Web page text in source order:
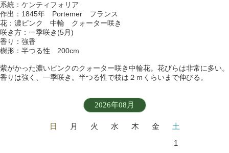
系統：ケンティフォリア
作出：1845年 Portemer フランス
花：濃ピンク 中輪 クォーター咲き
咲き方：一季咲き(5月)
香り：強香
樹形：半つる性 200cm
紫がかった濃いピンクのクォーター咲き中輪花。花びらは非常に多い。
香りは強く、一季咲き。半つる性で枝は２ｍくらいまで伸びる。
2026年08月
日 月 火 水 木 金
土
1